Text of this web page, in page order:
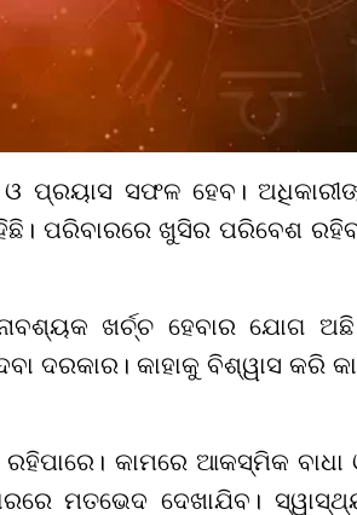
ପ୍ରୟାସ ସଫଳ ହେବ।
ପରିବାରରେ ଖୁସିର ପରିବେଶ
ଖର୍ଚ୍ଚ ହେବାର ଯୋଗ
ଦରକାର। କାହାକୁ ବିଶ୍ୱାସ କରି
କାମରେ ଆକସ୍ମିକ ବାଧା
ମତଭେଦ ଦେଖାଯିବ।